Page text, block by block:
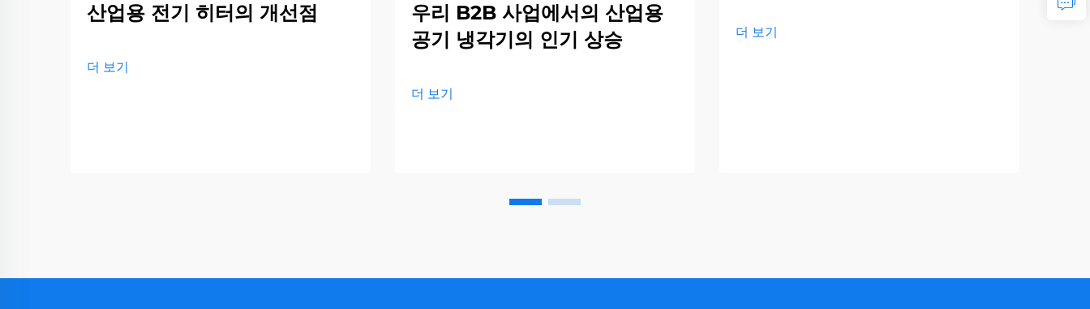
산업용 전기 히터의 개선점
더 보기
우리 B2B 사업에서의 산업용
공기 냉각기의 인기 상승
더 보기
더 보기
🔥